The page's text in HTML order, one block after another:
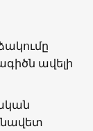
ավելի